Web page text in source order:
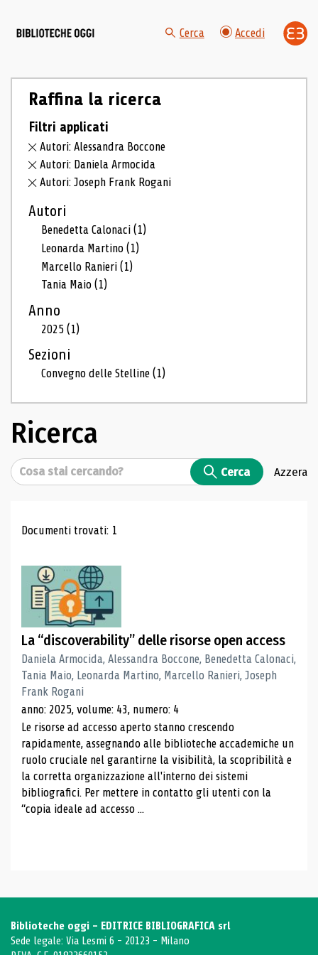
Cerca Accedi
Raffina la ricerca
Filtri applicati
Autori: Alessandra Boccone
Autori: Daniela Armocida
Autori: Joseph Frank Rogani
Autori
Benedetta Calonaci(1)
Leonarda Martino(1)
Marcello Ranieri(1)
Tania Maio(1)
Anno
2025(1)
Sezioni
Convegno delle Stelline(1)
Ricerca
Cerca Cerca Azzera
Risultati di ricerca
Documenti trovati: 1
La “discoverability” delle risorse open access
Daniela Armocida, Alessandra Boccone, Benedetta Calonaci,
Tania Maio, Leonarda Martino, Marcello Ranieri, Joseph
Frank Rogani
anno: 2025, volume: 43, numero: 4
Le risorse ad accesso aperto stanno crescendo
rapidamente, assegnando alle biblioteche accademiche un
ruolo cruciale nel garantirne la visibilità, la scopribilità e
la corretta organizzazione all'interno dei sistemi
bibliografici. Per mettere in contatto gli utenti con la
“copia ideale ad accesso ...
Biblioteche oggi - EDITRICE BIBLIOGRAFICA srl
Sede legale: Via Lesmi 6 - 20123 - Milano